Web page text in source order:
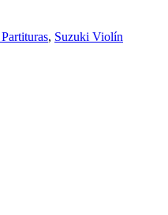
, Suzuki Violín